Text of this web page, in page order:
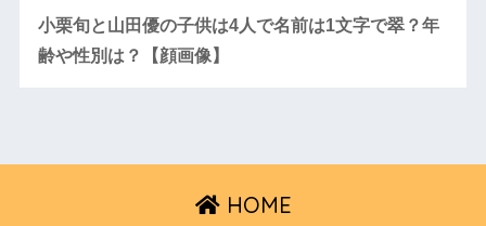
小栗旬と山田優の子供は4人で名前は1文字で翠？年
齢や性別は？【顔画像】
HOME